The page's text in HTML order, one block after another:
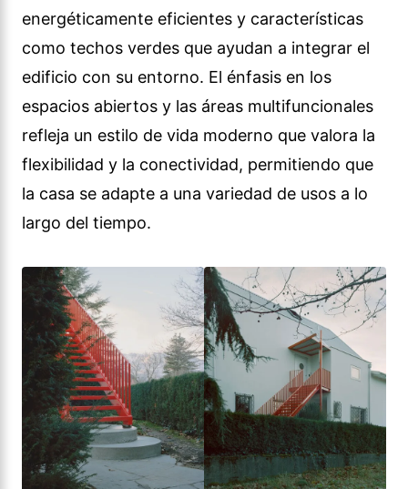
energéticamente eficientes y características
como techos verdes que ayudan a integrar el
edificio con su entorno. El énfasis en los
espacios abiertos y las áreas multifuncionales
refleja un estilo de vida moderno que valora la
flexibilidad y la conectividad, permitiendo que
la casa se adapte a una variedad de usos a lo
largo del tiempo.